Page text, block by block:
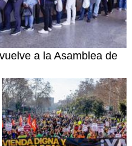
a la Asamblea de